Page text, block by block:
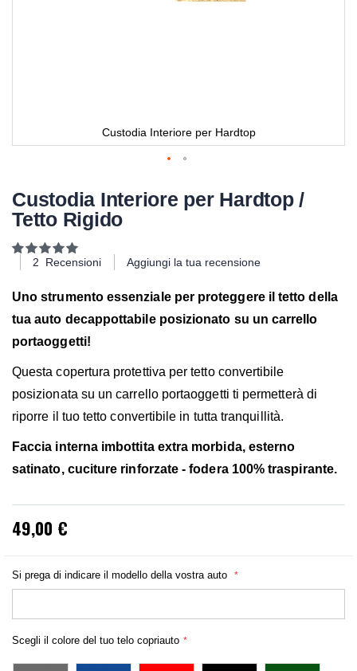
Custodia Interiore per Hardtop
Custodia Interiore per Hardtop /
Tetto Rigido
Valutazione:
100
2 Recensioni Aggiungi la tua recensione
Uno strumento essenziale per proteggere il tetto della
tua auto decappottabile posizionato su un carrello
portaoggetti!
Questa copertura protettiva per tetto convertibile
posizionata su un carrello portaoggetti ti permetterà di
riporre il tuo tetto convertibile in tutta tranquillità.
Faccia interna imbottita extra morbida, esterno
satinato, cuciture rinforzate - fodera 100% traspirante.
49,00 €
Si prega di indicare il modello della vostra auto
Scegli il colore del tuo telo copriauto